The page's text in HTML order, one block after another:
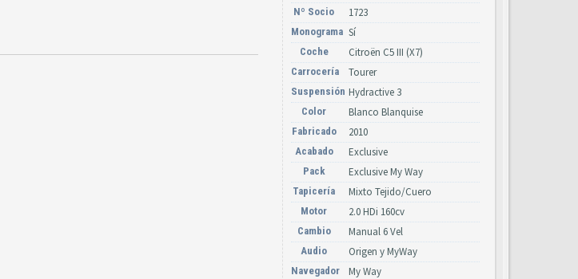
Nº Socio 1723
Monograma Sí
Coche Citroën C5 III (X7)
Carrocería Tourer
Suspensión Hydractive 3
Color Blanco Blanquise
Fabricado 2010
Acabado Exclusive
Pack Exclusive My Way
Tapicería Mixto Tejido/Cuero
Motor 2.0 HDi 160cv
Cambio Manual 6 Vel
Audio Origen y MyWay
Navegador My Way